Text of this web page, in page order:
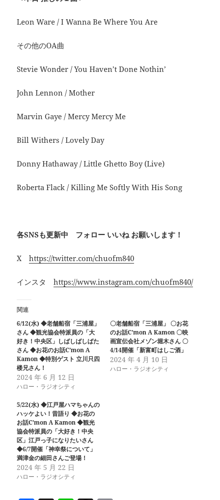
Leon Ware / I Wanna Be Where You Are
その他のOA曲
Stevie Wonder / You Haven’t Done Nothin’
John Lennon / Mother
Marvin Gaye / Mercy Mercy Me
Bill Withers / Lovely Day
Donny Hathaway / Little Ghetto Boy (Live)
Roberta Flack / Killing Me Softly With His Song
各SNSも更新中 フォロー いいね お願いします！
Xhttps://twitter.com/chuofm840
インスタhttps://www.instagram.com/chuofm840/
関連
6/12(水) ◆老舗船宿「三浦屋」
さん ◆観光協会特派員の「大
好き！中央区」しばしばしばた
さん ◆お花のお話C’mon A
Kamon ◆特別ゲスト 立川只四
楼兄さん！
2024 年 6 月 12 日
ハロー・ラジオシティ
〇老舗船宿「三浦屋」 〇お花
のお話C’mon A Kamon 〇映
画宣伝会社メゾン堀木さん 〇
4/14開催「新富町はしご酒」
2024 年 4 月 10 日
ハロー・ラジオシティ
5/22(水) ◆江戸屋ハマちゃんの
ハッケよい！昔語り ◆お花の
お話C’mon A Kamon ◆観光
協会特派員の「大好き！中央
区」江戸っ子になりたいさん
◆6/7開催「神幸祭について」
満津金の細田さんご登場！
2024 年 5 月 22 日
ハロー・ラジオシティ